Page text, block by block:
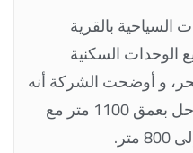
السياحية بالقرية
الوحدات السكنية
و أوضحت الشركة أنه
سيتم تنفيذ القرية على 4 مراحل بعمق 1100 متر مع